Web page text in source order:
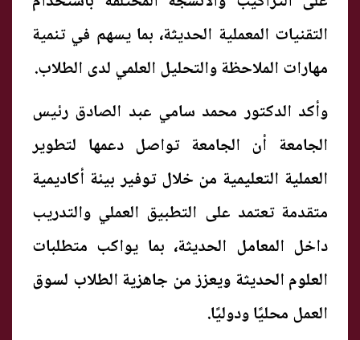
التقنيات المعملية الحديثة، بما يسهم في تنمية
مهارات الملاحظة والتحليل العلمي لدى الطلاب.
وأكد الدكتور محمد سامي عبد الصادق رئيس
الجامعة أن الجامعة تواصل دعمها لتطوير
العملية التعليمية من خلال توفير بيئة أكاديمية
متقدمة تعتمد على التطبيق العملي والتدريب
داخل المعامل الحديثة، بما يواكب متطلبات
العلوم الحديثة ويعزز من جاهزية الطلاب لسوق
العمل محليًا ودوليًا.